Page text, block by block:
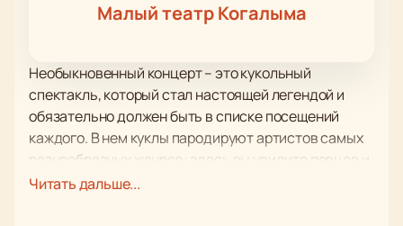
Малый театр Когалыма
Необыкновенный концерт – это кукольный
спектакль, который стал настоящей легендой и
обязательно должен быть в списке посещений
каждого. В нем куклы пародируют артистов самых
разнообразных жанров: здесь вы увидите певцов и
певиц, танцоров и музыкантов, цирковых
Читать дальше...